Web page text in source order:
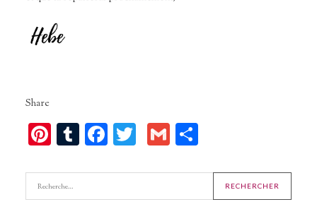
Share
Pinterest
Tumblr
Facebook
Twitter
GmailPartager